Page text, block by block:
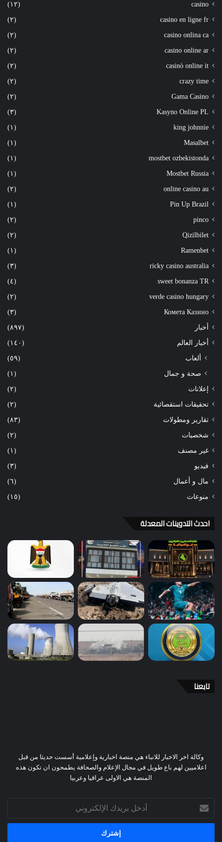
casino (١٢)
casino en ligne fr (٢)
casino onlina ca (٢)
casino online ar (٢)
casinò online it (٢)
crazy time (٢)
Gama Casino (٢)
Kasyno Online PL (٣)
king johnnie (١)
Masalbet (١)
mostbet ozbekistonda (١)
Mostbet Russia (١)
online casino au (٢)
Pin Up Brazil (١)
pinco (٢)
Qizilbilet (٢)
Ramenbet (١)
ricky casino australia (٣)
sweet bonanza TR (٤)
verde casino hungary (٢)
Комета Казино (٣)
أخبار (٨٩٧)
أخبار العالم (١٤٠)
ألعاب
(٥٩)
صحة و جمال
(١)
إعلانات (٢)
تحقيقات استقصائية (٢)
تقارير ومطولات (٨٣)
شخصيات (٢)
غير مصنف (١)
فيديو (٣)
مال و أعمال (٦)
منوعات (١٥)
احدث التدوينات المعدلة
تابعنا
وكالة اخر الاخبار للانباء هي منصة اخبارية وإعلامية أسست حديثا من قبل
اعلاميين لهم باع طويل في مجال الإعلام والصحافة يطمحون ان تكون هذه
المنصة هي الاولى عراقيا وعربيا
بريدك
الإلكتروني